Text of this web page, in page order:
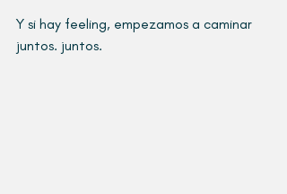
Y si hay feeling, empezamos a caminar
juntos. juntos.